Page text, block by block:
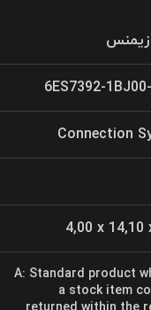
زیمنس
6ES7392-
Connection
4,00 x 14,10
A: Standard product
a stock item